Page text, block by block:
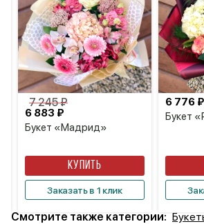
Букет «Мадрид»
6 883 ₽
7 245 ₽
КУПИТЬ
Заказать в 1 клик
Букет
6 776 ₽
Смотрите также категории: